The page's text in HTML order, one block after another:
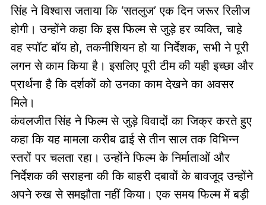
सिंह ने विश्वास जताया कि ‘सतलुज’ एक दिन जरूर रिलीज
होगी। उन्होंने कहा कि इस फिल्म से जुड़े हर व्यक्ति, चाहे
वह स्पॉट बॉय हो, तकनीशियन हो या निर्देशक, सभी ने पूरी
लगन से काम किया है। इसलिए पूरी टीम की यही इच्छा और
प्रार्थना है कि दर्शकों को उनका काम देखने का अवसर
मिले।
कंवलजीत सिंह ने फिल्म से जुड़े विवादों का जिक्र करते हुए
कहा कि यह मामला करीब ढाई से तीन साल तक विभिन्न
स्तरों पर चलता रहा। उन्होंने फिल्म के निर्माताओं और
निर्देशक की सराहना की कि बाहरी दबावों के बावजूद उन्होंने
अपने रुख से समझौता नहीं किया। एक समय फिल्म में बड़ी